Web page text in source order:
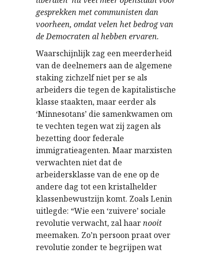
gesprekken met communisten dan
voorheen, omdat velen het bedrog van
de Democraten al hebben ervaren.
Waarschijnlijk zag een meerderheid
van de deelnemers aan de algemene
staking zichzelf niet per se als
arbeiders die tegen de kapitalistische
klasse staakten, maar eerder als
‘Minnesotans’ die samenkwamen om
te vechten tegen wat zij zagen als
bezetting door federale
immigratieagenten. Maar marxisten
verwachten niet dat de
arbeidersklasse van de ene op de
andere dag tot een kristalhelder
klassenbewustzijn komt. Zoals Lenin
uitlegde: “Wie een ‘zuivere’ sociale
revolutie verwacht, zal haarnooit
meemaken. Zo’n persoon praat over
revolutie zonder te begrijpen wat